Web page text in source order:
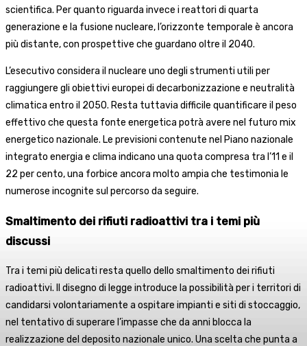
scientifica. Per quanto riguarda invece i reattori di quarta
generazione e la fusione nucleare, l’orizzonte temporale è ancora
più distante, con prospettive che guardano oltre il 2040.
L’esecutivo considera il nucleare uno degli strumenti utili per
raggiungere gli obiettivi europei di decarbonizzazione e neutralità
climatica entro il 2050. Resta tuttavia difficile quantificare il peso
effettivo che questa fonte energetica potrà avere nel futuro mix
energetico nazionale. Le previsioni contenute nel Piano nazionale
integrato energia e clima indicano una quota compresa tra l’11 e il
22 per cento, una forbice ancora molto ampia che testimonia le
numerose incognite sul percorso da seguire.
Smaltimento dei rifiuti radioattivi tra i temi più
discussi
Tra i temi più delicati resta quello dello smaltimento dei rifiuti
radioattivi. Il disegno di legge introduce la possibilità per i territori di
candidarsi volontariamente a ospitare impianti e siti di stoccaggio,
nel tentativo di superare l’impasse che da anni blocca la
realizzazione del deposito nazionale unico. Una scelta che punta a